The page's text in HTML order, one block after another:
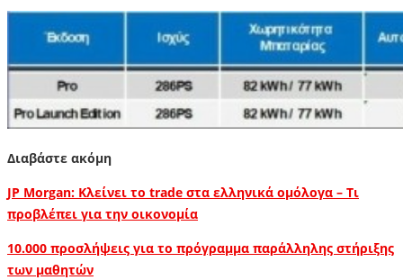
Διαβάστε ακόμη
JP Morgan: Kλείνει το trade στα ελληνικά ομόλογα – Τι
προβλέπει για την οικονομία
10.000 προσλήψεις για το πρόγραμμα παράλληλης στήριξης
των μαθητών